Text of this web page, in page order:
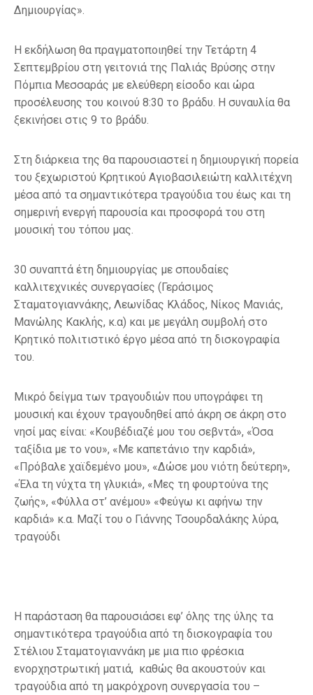
Δημιουργίας».
Η εκδήλωση θα πραγματοποιηθεί την Τετάρτη 4
Σεπτεμβρίου στη γειτονιά της Παλιάς Βρύσης στην
Πόμπια Μεσσαράς με ελεύθερη είσοδο και ώρα
προσέλευσης του κοινού 8:30 το βράδυ. Η συναυλία θα
ξεκινήσει στις 9 το βράδυ.
Στη διάρκεια της θα παρουσιαστεί η δημιουργική πορεία
του ξεχωριστού Κρητικού Αγιοβασιλειώτη καλλιτέχνη
μέσα από τα σημαντικότερα τραγούδια του έως και τη
σημερινή ενεργή παρουσία και προσφορά του στη
μουσική του τόπου μας.
30 συναπτά έτη δημιουργίας με σπουδαίες
καλλιτεχνικές συνεργασίες (Γεράσιμος
Σταματογιαννάκης, Λεωνίδας Κλάδος, Νίκος Μανιάς,
Μανώλης Κακλής, κ.α) και με μεγάλη συμβολή στο
Κρητικό πολιτιστικό έργο μέσα από τη δισκογραφία
του.
Μικρό δείγμα των τραγουδιών που υπογράφει τη
μουσική και έχουν τραγουδηθεί από άκρη σε άκρη στο
νησί μας είναι: «Κουβέδιαζέ μου του σεβντά», «Όσα
ταξίδια με το νου», «Με καπετάνιο την καρδιά»,
«Πρόβαλε χαϊδεμένο μου», «Δώσε μου νιότη δεύτερη»,
«Έλα τη νύχτα τη γλυκιά», «Μες τη φουρτούνα της
ζωής», «Φύλλα στ’ ανέμου» «Φεύγω κι αφήνω την
καρδιά» κ.α. Μαζί του ο Γιάννης Τσουρδαλάκης λύρα,
τραγούδι
Η παράσταση θα παρουσιάσει εφ’ όλης της ύλης τα
σημαντικότερα τραγούδια από τη δισκογραφία του
Στέλιου Σταματογιαννάκη με μια πιο φρέσκια
ενορχηστρωτική ματιά, καθώς θα ακουστούν και
τραγούδια από τη μακρόχρονη συνεργασία του –